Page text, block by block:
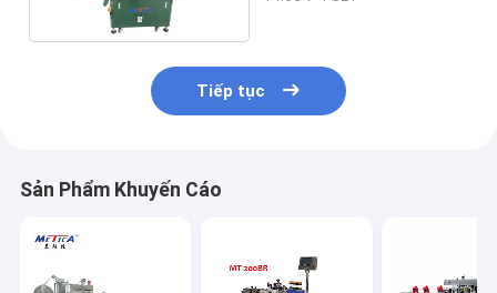
Tiếp tục
Sản Phẩm Khuyến Cáo